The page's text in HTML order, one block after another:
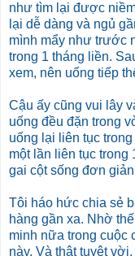
như tìm lại được
lại dễ dàng và ngủ
mình mẩy như trước
trong 1 tháng liền.
xem, nên uống tiếp
Cậu ấy cũng vui lây
uống đều đặn trong
uống lại liên tục
một lần liên tục trong
gai cột sống đơn
Tôi háo hức chia sẻ
hàng gần xa. Nhờ
minh nữa trong cuộc
này. Và thật tuyệt